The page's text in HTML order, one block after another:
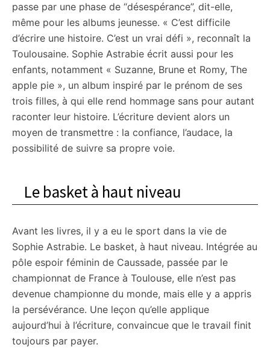
passe par une phase de “désespérance”, dit-elle,
même pour les albums jeunesse. « C’est difficile
d’écrire une histoire. C’est un vrai défi », reconnaît la
Toulousaine. Sophie Astrabie écrit aussi pour les
enfants, notamment « Suzanne, Brune et Romy, The
apple pie », un album inspiré par le prénom de ses
trois filles, à qui elle rend hommage sans pour autant
raconter leur histoire. L’écriture devient alors un
moyen de transmettre : la confiance, l’audace, la
possibilité de suivre sa propre voie.
Le basket à haut niveau
Avant les livres, il y a eu le sport dans la vie de
Sophie Astrabie. Le basket, à haut niveau. Intégrée au
pôle espoir féminin de Caussade, passée par le
championnat de France à Toulouse, elle n’est pas
devenue championne du monde, mais elle y a appris
la persévérance. Une leçon qu’elle applique
aujourd’hui à l’écriture, convaincue que le travail finit
toujours par payer.